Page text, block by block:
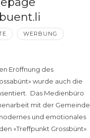
WERBUNG
Eröffnung des
wurde auch die
Das Medienbüro
mit der Gemeinde
und emotionales
«Treffpunkt Grossbünt»